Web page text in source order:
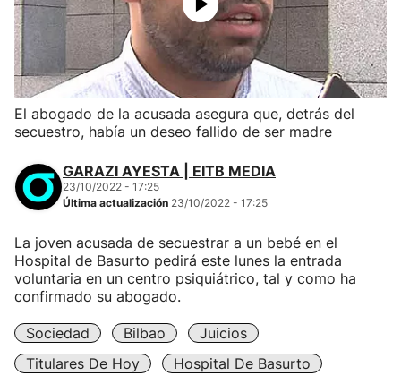
El abogado de la acusada asegura que, detrás del
secuestro, había un deseo fallido de ser madre
GARAZI AYESTA | EITB MEDIA
23/10/2022 - 17:25
Última actualización 23/10/2022 - 17:25
La joven acusada de secuestrar a un bebé en el
Hospital de Basurto pedirá este lunes la entrada
voluntaria en un centro psiquiátrico, tal y como ha
confirmado su abogado.
Sociedad Bilbao
Juicios
Titulares De Hoy
Hospital De Basurto